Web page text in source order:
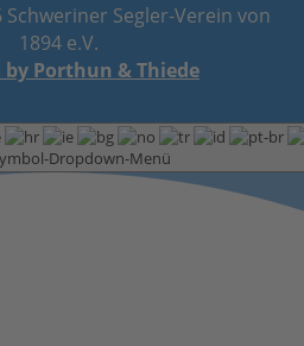
FOTOGALERIE
REGATTEN & EVENTS
VEREINSLEBEN
JUGENDABTEILUNG
Segler-Verein von
1894 e.V.
by Porthun & Thiede